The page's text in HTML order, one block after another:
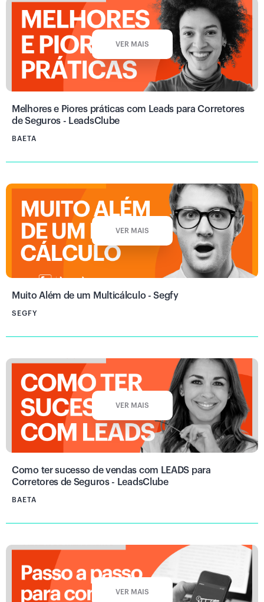
VER MAIS
Melhores e Piores práticas com Leads para Corretores
de Seguros - LeadsClube
BAETA
VER MAIS
Muito Além de um Multicálculo - Segfy
SEGFY
VER MAIS
Como ter sucesso de vendas com LEADS para
Corretores de Seguros - LeadsClube
BAETA
VER MAIS